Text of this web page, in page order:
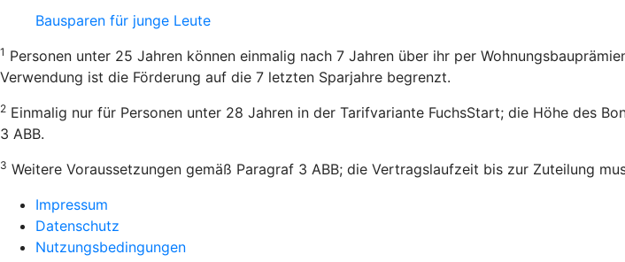
Bausparen für junge Leute
1 Personen unter 25 Jahren können einmalig nach 7 Jahren über ihr per
Verwendung ist die Förderung auf die 7 letzten Sparjahre begrenzt.
2 Einmalig nur für Personen unter 28 Jahren in der Tarifvariante FuchsStart; die Höhe des
3 ABB.
3 Weitere Voraussetzungen gemäß Paragraf 3 ABB; die Vertragslaufzeit bis zur Zuteilung
Impressum
Datenschutz
Nutzungsbedingungen